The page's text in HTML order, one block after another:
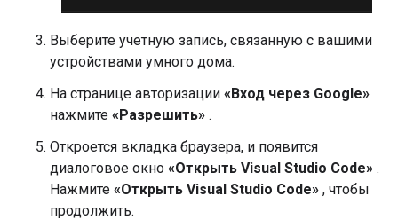
Выберите учетную запись, связанную с вашими
устройствами умного дома.
На странице авторизации «Вход через Google»
нажмите «Разрешить» .
Откроется вкладка браузера, и появится
диалоговое окно «Открыть Visual Studio Code» .
Нажмите «Открыть Visual Studio Code» , чтобы
продолжить.